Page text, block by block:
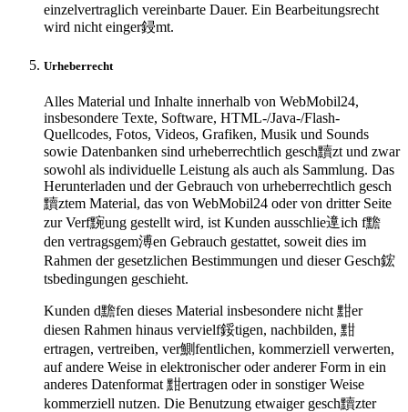
einzelvertraglich vereinbarte Dauer. Ein Bearbeitungsrecht
wird nicht einger鋟mt.
Urheberrecht
Alles Material und Inhalte innerhalb von WebMobil24,
insbesondere Texte, Software, HTML-/Java-/Flash-
Quellcodes, Fotos, Videos, Grafiken, Musik und Sounds
sowie Datenbanken sind urheberrechtlich gesch黷zt und zwar
sowohl als individuelle Leistung als auch als Sammlung. Das
Herunterladen und der Gebrauch von urheberrechtlich gesch
黷ztem Material, das von WebMobil24 oder von dritter Seite
zur Verf黦ung gestellt wird, ist Kunden ausschlie遧ich f黵
den vertragsgem溥en Gebrauch gestattet, soweit dies im
Rahmen der gesetzlichen Bestimmungen und dieser Gesch鋐
tsbedingungen geschieht.
Kunden d黵fen dieses Material insbesondere nicht 黚er
diesen Rahmen hinaus vervielf鋖tigen, nachbilden, 黚
ertragen, vertreiben, ver鰂fentlichen, kommerziell verwerten,
auf andere Weise in elektronischer oder anderer Form in ein
anderes Datenformat 黚ertragen oder in sonstiger Weise
kommerziell nutzen. Die Benutzung etwaiger gesch黷zter